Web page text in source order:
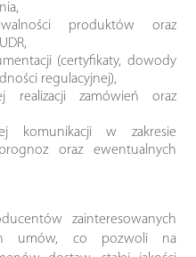
produktów oraz
(certyfikaty, dowody
regulacyjnej),
realizacji zamówień oraz
komunikacji w zakresie
oraz ewentualnych
zainteresowanych
umów, co pozwoli na